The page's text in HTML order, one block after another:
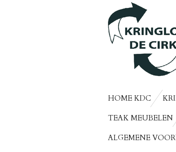
HOME KDC
TEAK MEUBELEN
ALGEMENE